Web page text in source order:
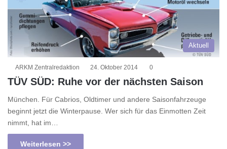
Aktuell
ARKM Zentralredaktion 24. Oktober 2014 0
TÜV SÜD: Ruhe vor der nächsten Saison
München. Für Cabrios, Oldtimer und andere Saisonfahrzeuge
beginnt jetzt die Winterpause. Wer sich für das Einmotten Zeit
nimmt, hat im…
Weiterlesen >>